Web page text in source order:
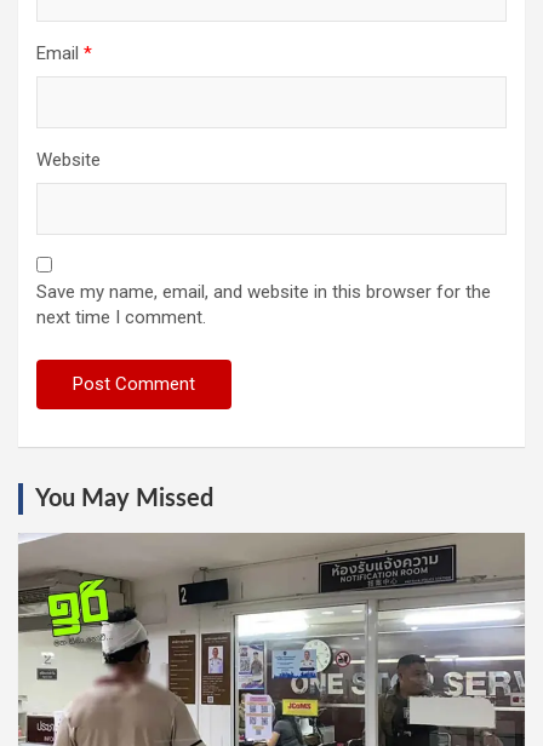
Email *
Website
Save my name, email, and website in this browser for the
next time I comment.
You May Missed